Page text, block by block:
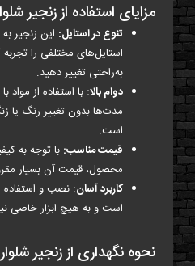
مزایای استفاده از زنجیر
تنوع در استایل: این زنجیر
استایل‌های مختلفی را
به‌راحتی تغییر دهید.
دوام بالا: با استفاده از مواد
مدت‌ها بدون تغییر رنگ یا
است.
قیمت مناسب: با توجه به
محصول، قیمت آن بسیار
کاربرد آسان: نصب و استفاده
است و به هیچ ابزار خاصی
نحوه نگهداری از زنجیر